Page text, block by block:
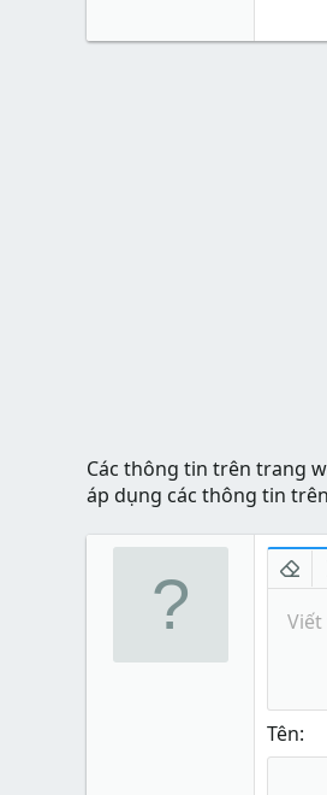
Các thông tin trên trang
áp dụng các thông tin
Xóa
Viết
Tên